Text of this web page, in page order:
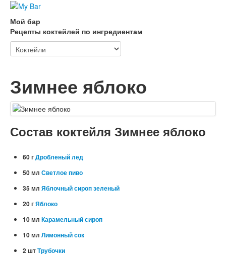
Мой бар
Рецепты коктейлей по ингредиентам
Зимнее яблоко
Состав коктейля Зимнее яблоко
60 гДробленый лед
50 мл Светлое пиво
35 мл Яблочный сироп зеленый
20 гЯблоко
10 мл Карамельный сироп
10 мл Лимонный сок
2 штТрубочки